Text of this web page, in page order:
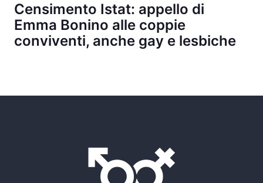
Censimento Istat: appello di
Emma Bonino alle coppie
conviventi, anche gay e lesbiche